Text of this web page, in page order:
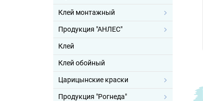
Клей монтажный
Продукция "АНЛЕС"
Клей
Клей обойный
Царицынские краски
Продукция "Рогнеда"